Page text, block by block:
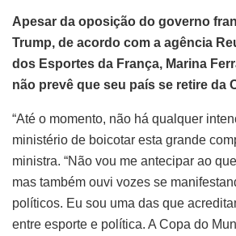
Apesar da oposição do governo
Trump, de acordo com a agência
dos Esportes da França, Marina
não prevê que seu país se retire da
“Até o momento, não há qualquer
ministério de boicotar esta grande
ministra. “Não vou me antecipar ao
mas também ouvi vozes se
políticos. Eu sou uma das que
entre esporte e política. A Copa do